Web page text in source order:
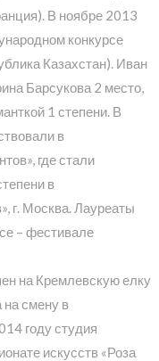
В ноябре 2013
конкурсе
Казахстан). Иван
Барсукова 2 место,
1 степени. В
в
где стали
в
г. Москва. Лауреаты
– фестивале
на Кремлевскую елку
на смену в
году студия
искусств «Роза